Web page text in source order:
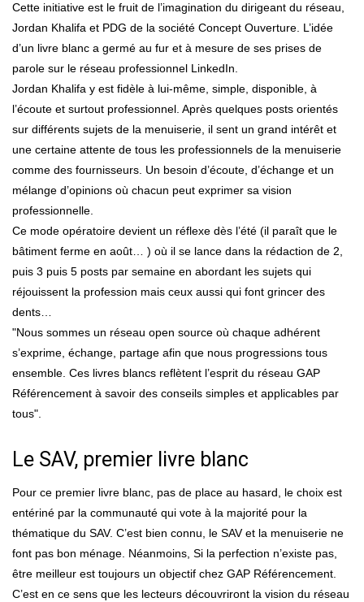
Cette initiative est le fruit de l’imagination du dirigeant du réseau,
Jordan Khalifa et PDG de la société Concept Ouverture. L’idée
d’un livre blanc a germé au fur et à mesure de ses prises de
parole sur le réseau professionnel LinkedIn.
Jordan Khalifa y est fidèle à lui-même, simple, disponible, à
l’écoute et surtout professionnel. Après quelques posts orientés
sur différents sujets de la menuiserie, il sent un grand intérêt et
une certaine attente de tous les professionnels de la menuiserie
comme des fournisseurs. Un besoin d’écoute, d’échange et un
mélange d’opinions où chacun peut exprimer sa vision
professionnelle.
Ce mode opératoire devient un réflexe dès l’été (il paraît que le
bâtiment ferme en août… ) où il se lance dans la rédaction de 2,
puis 3 puis 5 posts par semaine en abordant les sujets qui
réjouissent la profession mais ceux aussi qui font grincer des
dents…
"Nous sommes un réseau open source où chaque adhérent
s’exprime, échange, partage afin que nous progressions tous
ensemble. Ces livres blancs reflètent l’esprit du réseau GAP
Référencement à savoir des conseils simples et applicables par
tous".
Le SAV, premier livre blanc
Pour ce premier livre blanc, pas de place au hasard, le choix est
entériné par la communauté qui vote à la majorité pour la
thématique du SAV. C’est bien connu, le SAV et la menuiserie ne
font pas bon ménage. Néanmoins, Si la perfection n’existe pas,
être meilleur est toujours un objectif chez GAP Référencement.
C’est en ce sens que les lecteurs découvriront la vision du réseau